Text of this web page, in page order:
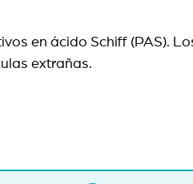
en ácido Schiff (PAS).
extrañas.